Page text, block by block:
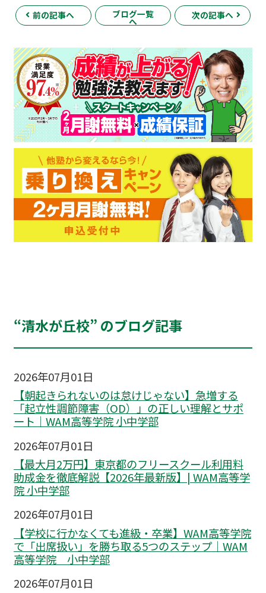
前の記事へ ブログ一覧
へ
次の記事へ
“清水が丘校” のブログ記事
2026年07月01日
【朝起きられないのは怠けじゃない】急増する
「起立性調節障害（OD）」の正しい理解とサポ
ート｜WAM高等学院 小中学部
2026年07月01日
【最大月2万円】東京都のフリースクール利用料
助成金を徹底解説【2026年最新版】| WAM高等学
院 小中学部
2026年07月01日
【学校に行かなくても進級・卒業】WAM高等学院
で「出席扱い」を勝ち取る5つのステップ｜WAM
高等学院 小中学部
2026年07月01日